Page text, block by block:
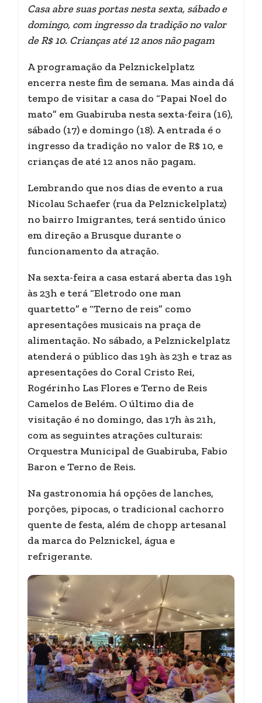
Casa abre suas portas nesta sexta, sábado e
domingo, com ingresso da tradição no valor
de R$ 10. Crianças até 12 anos não pagam
A programação da Pelznickelplatz
encerra neste fim de semana. Mas ainda dá
tempo de visitar a casa do “Papai Noel do
mato” em Guabiruba nesta sexta-feira (16),
sábado (17) e domingo (18). A entrada é o
ingresso da tradição no valor de R$ 10, e
crianças de até 12 anos não pagam.
Lembrando que nos dias de evento a rua
Nicolau Schaefer (rua da Pelznickelplatz)
no bairro Imigrantes, terá sentido único
em direção a Brusque durante o
funcionamento da atração.
Na sexta-feira a casa estará aberta das 19h
às 23h e terá “Eletrodo one man
quartetto” e “Terno de reis” como
apresentações musicais na praça de
alimentação. No sábado, a Pelznickelplatz
atenderá o público das 19h às 23h e traz as
apresentações do Coral Cristo Rei,
Rogérinho Las Flores e Terno de Reis
Camelos de Belém. O último dia de
visitação é no domingo, das 17h às 21h,
com as seguintes atrações culturais:
Orquestra Municipal de Guabiruba, Fabio
Baron e Terno de Reis.
Na gastronomia há opções de lanches,
porções, pipocas, o tradicional cachorro
quente de festa, além de chopp artesanal
da marca do Pelznickel, água e
refrigerante.